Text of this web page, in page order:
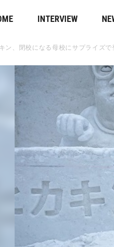
INTERVIEW
ン、閉校になる母校にサプライズ